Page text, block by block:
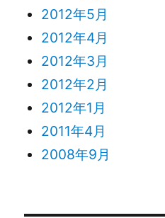
2012年5月
2012年4月
2012年3月
2012年2月
2012年1月
2011年4月
2008年9月